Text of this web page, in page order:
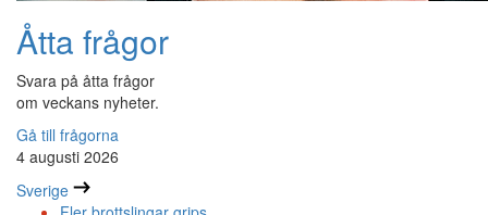
Åtta frågor
Svara på åtta frågor
om veckans nyheter.
Gå till frågorna
4 augusti 2026
Sverige